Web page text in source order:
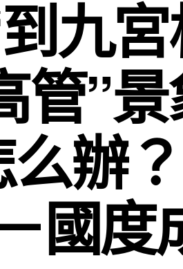
九
管”
辦
國度